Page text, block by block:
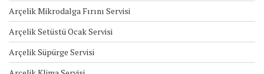
Arçelik Mikrodalga Fırını Servisi
Arçelik Setüstü Ocak Servisi
Arçelik Süpürge Servisi